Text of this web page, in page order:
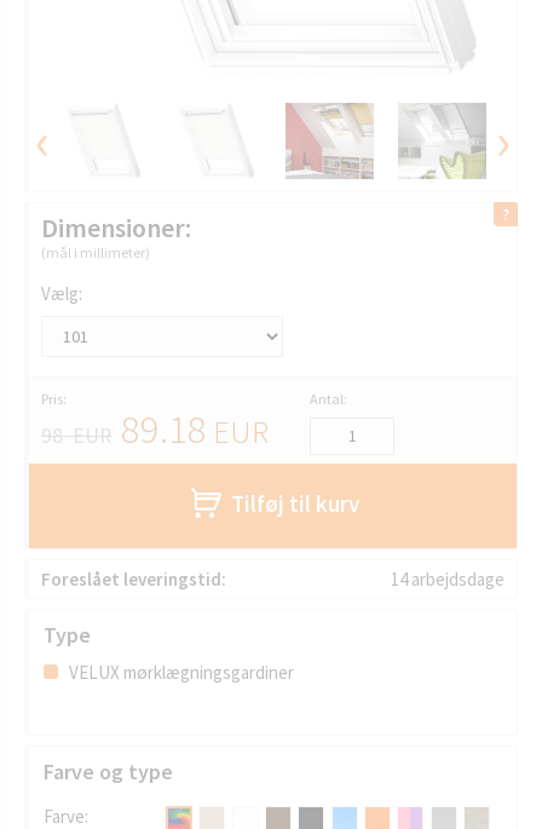
‹ ›
Dimensioner:
(mål i millimeter)
Vælg:
Pris:
98 EUR 89.18 EUR
Antal:
Tilføj til kurv
Foreslået leveringstid: 14 arbejdsdage
Type
VELUX mørklægningsgardiner
Farve og type
Farve: